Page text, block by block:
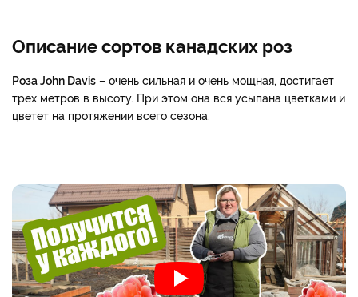
Описание сортов канадских роз
Роза John Davis – очень сильная и очень мощная, достигает
трех метров в высоту. При этом она вся усыпана цветками и
цветет на протяжении всего сезона.